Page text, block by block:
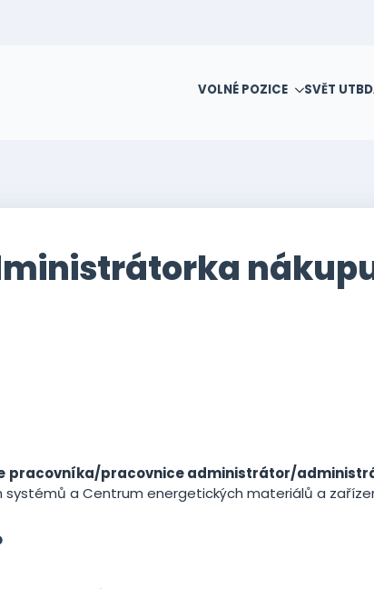
VOLNÉ POZICE SVĚT UTB
pracovníka/pracovnice administrátor/
systémů a Centrum energetických materiálů a